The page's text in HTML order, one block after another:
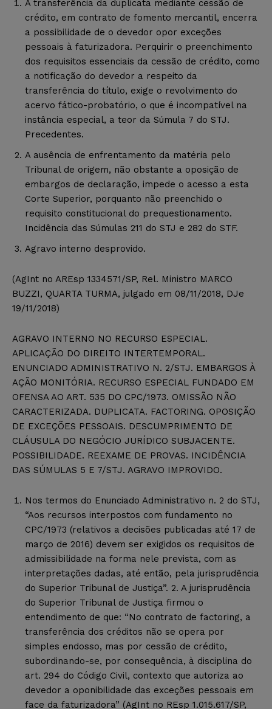
A transferência da duplicata mediante cessão de
crédito, em contrato de fomento mercantil, encerra
a possibilidade de o devedor opor exceções
pessoais à faturizadora. Perquirir o preenchimento
dos requisitos essenciais da cessão de crédito, como
a notificação do devedor a respeito da
transferência do título, exige o revolvimento do
acervo fático-probatório, o que é incompatível na
instância especial, a teor da Súmula 7 do STJ.
Precedentes.
A ausência de enfrentamento da matéria pelo
Tribunal de origem, não obstante a oposição de
embargos de declaração, impede o acesso a esta
Corte Superior, porquanto não preenchido o
requisito constitucional do prequestionamento.
Incidência das Súmulas 211 do STJ e 282 do STF.
Agravo interno desprovido.
(AgInt no AREsp 1334571/SP, Rel. Ministro MARCO
BUZZI, QUARTA TURMA, julgado em 08/11/2018, DJe
19/11/2018)
AGRAVO INTERNO NO RECURSO ESPECIAL.
APLICAÇÃO DO DIREITO INTERTEMPORAL.
ENUNCIADO ADMINISTRATIVO N. 2/STJ. EMBARGOS À
AÇÃO MONITÓRIA. RECURSO ESPECIAL FUNDADO EM
OFENSA AO ART. 535 DO CPC/1973. OMISSÃO NÃO
CARACTERIZADA. DUPLICATA. FACTORING. OPOSIÇÃO
DE EXCEÇÕES PESSOAIS. DESCUMPRIMENTO DE
CLÁUSULA DO NEGÓCIO JURÍDICO SUBJACENTE.
POSSIBILIDADE. REEXAME DE PROVAS. INCIDÊNCIA
DAS SÚMULAS 5 E 7/STJ. AGRAVO IMPROVIDO.
Nos termos do Enunciado Administrativo n. 2 do STJ,
“Aos recursos interpostos com fundamento no
CPC/1973 (relativos a decisões publicadas até 17 de
março de 2016) devem ser exigidos os requisitos de
admissibilidade na forma nele prevista, com as
interpretações dadas, até então, pela jurisprudência
do Superior Tribunal de Justiça”. 2. A jurisprudência
do Superior Tribunal de Justiça firmou o
entendimento de que: “No contrato de factoring, a
transferência dos créditos não se opera por
simples endosso, mas por cessão de crédito,
subordinando-se, por consequência, à disciplina do
art. 294 do Código Civil, contexto que autoriza ao
devedor a oponibilidade das exceções pessoais em
face da faturizadora” (AgInt no REsp 1.015.617/SP,